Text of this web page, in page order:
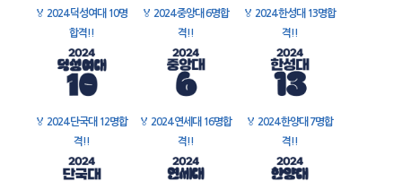
🏅 2024 덕성여대 10명
합격!!
🏅 2024 중앙대 6명합
격!!
🏅 2024 한성대 13명합
격!!
🏅 2024 단국대 12명합
격!!
🏅 2024 연세대 16명합
격!!
🏅 2024 한양대 7명합
격!!